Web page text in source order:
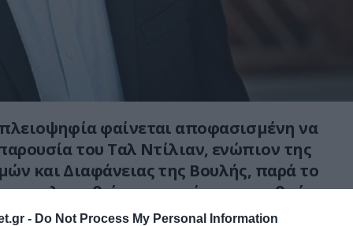
- Do Not Process My Personal Information
φαίνεται αποφασισμένη να
του Ταλ Ντίλιαν, ενώπιον της
και Διαφάνειας της Βουλής, παρά το
συμπληρωθεί ο απαιτούμενος αριθμός
κλήση του.